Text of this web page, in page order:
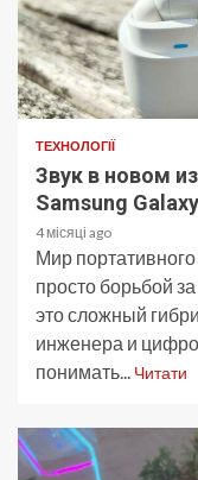
ТЕХНОЛОГІЇ
Звук в новом
Samsung
4 місяці ago
Мир
просто борьбой
это сложный
инженера и
понимать... Читати